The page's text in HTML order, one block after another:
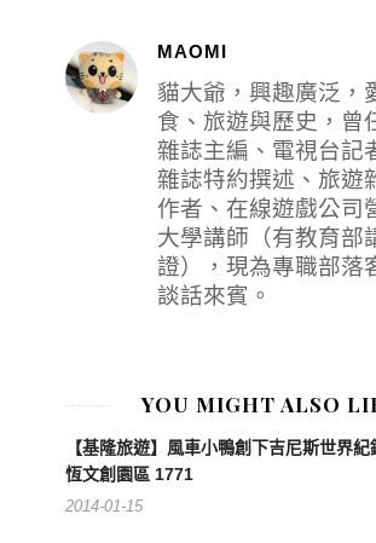
MAOMI
貓大爺，興趣廣泛，
食、旅遊與歷史，曾
雜誌主編、電視台記
雜誌特約撰述、旅遊
作者、在線遊戲公司
大學講師（有教育部
證），現為專職部落
談話來賓。
YOU MIGHT ALSO
【基隆旅遊】風車小鴨創下吉尼斯世界紀
恆文創園區 1771
2014-01-15